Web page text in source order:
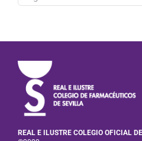
REAL E ILUSTRE COLEGIO OFICIAL